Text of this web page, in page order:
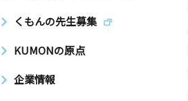
くもんの先生募集
KUMONの原点
企業情報